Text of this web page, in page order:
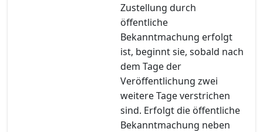
Zustellung durch
öffentliche
Bekanntmachung erfolgt
ist, beginnt sie, sobald nach
dem Tage der
Veröffentlichung zwei
weitere Tage verstrichen
sind. Erfolgt die öffentliche
Bekanntmachung neben